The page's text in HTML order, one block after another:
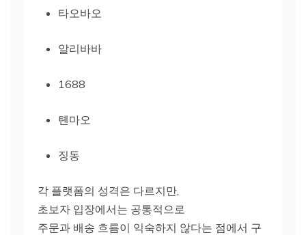
타오바오
알리바바
1688
톈마오
징동
각 플랫폼의 성격은 다르지만,
초보자 입장에서는 공통적으로
주문과 배송 흐름이 익숙하지 않다는 점에서 구